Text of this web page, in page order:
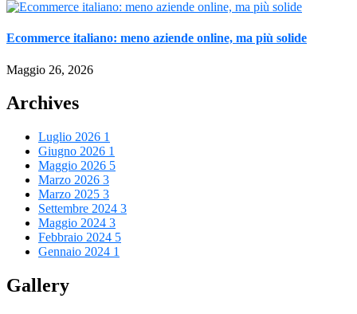
Ecommerce italiano: meno aziende online, ma più solide
Maggio 26, 2026
Archives
Luglio 2026 1
Giugno 2026 1
Maggio 2026 5
Marzo 2026 3
Marzo 2025 3
Settembre 2024 3
Maggio 2024 3
Febbraio 2024 5
Gennaio 2024 1
Gallery